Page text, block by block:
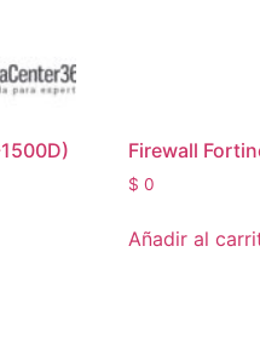
Firewall
$ 0
Añadir al